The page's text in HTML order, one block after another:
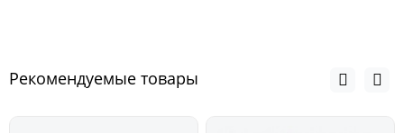
Рекомендуемые товары